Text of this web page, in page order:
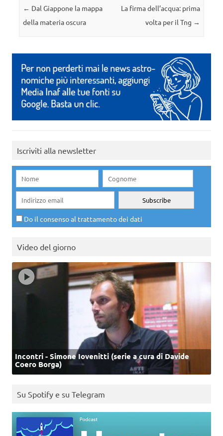
Navigazione articolo
← Dal Giappone la mappa
della materia oscura
La firma dell’acqua: prima
volta per il Tng →
Iscriviti alla newsletter
Do il consenso al trattamento dei dati
Video del giorno
Incontri - Simone Iovenitti (serie a cura di Davide
Coero Borga)
Su Spotify e su Telegram